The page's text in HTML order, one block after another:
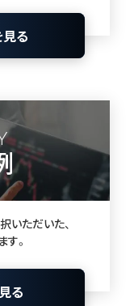
る
いただいた、
。
る